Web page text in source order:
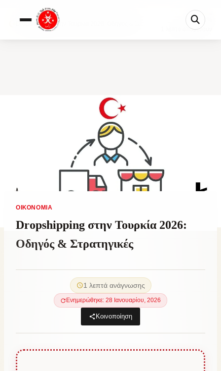
Dropshipping στην Τουρκία 2026: Οδηγός & Στ...
1 λεπτά απομένουν
ΟΙΚΟΝΟΜΊΑ
Dropshipping στην Τουρκία 2026:
Οδηγός & Στρατηγικές
1 λεπτά ανάγνωσης
Ενημερώθηκε: 28 Ιανουαρίου, 2026
Κοινοποίηση